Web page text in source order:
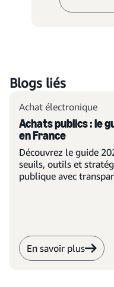
Blogs liés
Achat électronique
Achats publics : le
en France
Découvrez le guide
seuils, outils et
publique avec
En savoir plus